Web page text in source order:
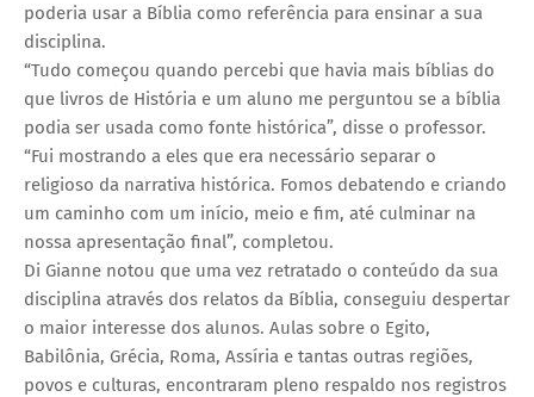
poderia usar a Bíblia como referência para ensinar a sua
disciplina.
“Tudo começou quando percebi que havia mais bíblias do
que livros de História e um aluno me perguntou se a bíblia
podia ser usada como fonte histórica”, disse o professor.
“Fui mostrando a eles que era necessário separar o
religioso da narrativa histórica. Fomos debatendo e criando
um caminho com um início, meio e fim, até culminar na
nossa apresentação final”, completou.
Di Gianne notou que uma vez retratado o conteúdo da sua
disciplina através dos relatos da Bíblia, conseguiu despertar
o maior interesse dos alunos. Aulas sobre o Egito,
Babilônia, Grécia, Roma, Assíria e tantas outras regiões,
povos e culturas, encontraram pleno respaldo nos registros